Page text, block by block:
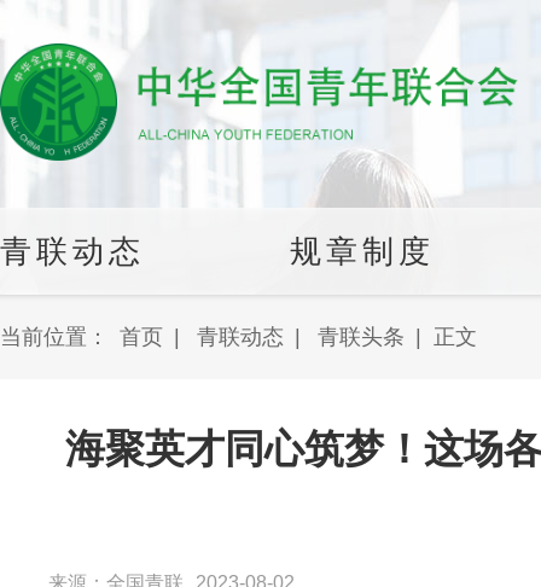
青联动态 规章制度
当前位置： 首页 青联动态 青联头条 正文
海聚英才同心筑梦！这场
来源：全国青联 2023-08-02